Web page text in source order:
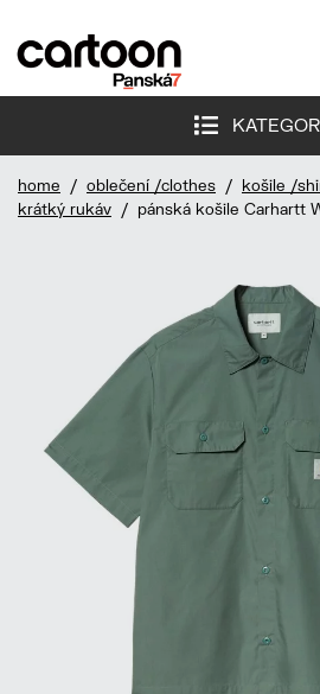
home / oblečení /clothes / košile /
krátký rukáv / pánská košile Carhartt